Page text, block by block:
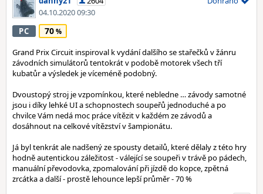
04.10.2020 09:30
PC 70
Grand Prix Circuit inspiroval k vydání dalšího se stařečků v žánru
závodních simulátorů tentokrát v podobě motorek všech tří
kubatůr a výsledek je víceméně podobný.
Dvoustopý stroj je vzpomínkou, které nebledne … závody samotné
jsou i díky lehké UI a schopnostech soupeřů jednoduché a po
chvilce Vám nedá moc práce vítězit v každém ze závodů a
dosáhnout na celkové vítězství v šampionátu.
Já byl tenkrát ale nadšený ze spousty detailů, které dělaly z této hry
hodně autentickou záležitost - válející se soupeři v trávě po pádech,
manuální převodovka, zpomalování při jízdě do kopce, zpětná
zrcátka a další - prostě lehounce lepší průměr - 70 %